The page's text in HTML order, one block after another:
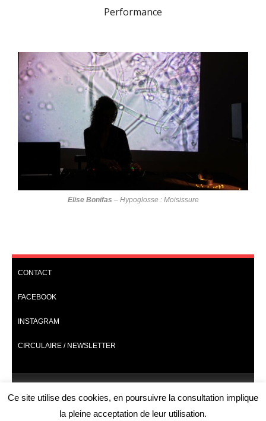
Performance
Elise Bonifas – Hypoglosse : Moisissure
CONTACT
FACEBOOK
INSTAGRAM
CIRCULAIRE / NEWSLETTER
Lieux 2026 | Locations 2026
Les œuvres
Catalogues
Recrutement 2027
Ce site utilise des cookies, en poursuivre la consultation implique
la pleine acceptation de leur utilisation.